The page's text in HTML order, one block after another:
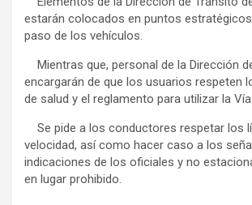
estarán colocados en puntos
paso de los vehículos.
Mientras que, personal de la Dirección
encargarán de que los usuarios respeten
de salud y el reglamento para utilizar la Vía.
Se pide a los conductores respetar los
velocidad, así como hacer caso a los
indicaciones de los oficiales y no
en lugar prohibido.